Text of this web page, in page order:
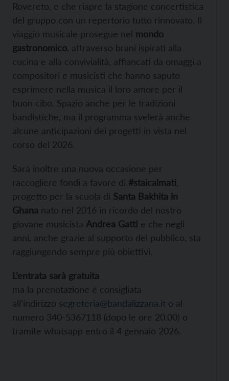
Rovereto, e che riapre la stagione concertistica
del gruppo con un repertorio tutto rinnovato. Il
viaggio musicale prosegue nel mondo
gastronomico , attraverso brani ispirati alla
cucina e alla convivialità, affiancati da omaggi a
compositori e musicisti che hanno saputo
esprimere nella musica il loro amore per il
buon cibo. Spazio anche per le tradizioni
bandistiche, ma il programma svelerà anche
alcune anticipazioni dei progetti in vista nel
corso del 2026.
Sarà inoltre una nuova occasione per
raccogliere fondi a favore di #staicalmati
progetto per la scuola di Santa Bakhita in
Ghana nato nel 2016 in ricordo del nostro
giovane musicista Andrea Gatti e che negli
anni, anche grazie al supporto del pubblico, sta
raggiungendo sempre più obiettivi.
L’entrata sarà gratuita
ma la prenotazione è consigliata
all’indirizzo segreteria@bandalizzana.it o al
numero 340-5367118 (dopo le ore 20.00) o
tramite whatsapp entro il 4 gennaio 2026.